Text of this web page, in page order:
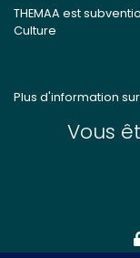
THEMAA est
Culture
Plus d'information
Vous